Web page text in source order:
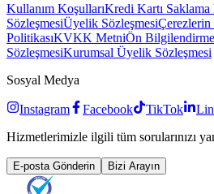
Kullanım KoşullarıKredi Kartı Saklama
SözleşmesiÜyelik SözleşmesiÇerezlerin
PolitikasıKVKK MetniÖn
SözleşmesiKurumsal Üyelik Sözleşmesi
Sosyal Medya
Instagram Facebook TikTok
Hizmetlerimizle ilgili tüm sorularınızı
E-posta Gönderin Bizi Arayın